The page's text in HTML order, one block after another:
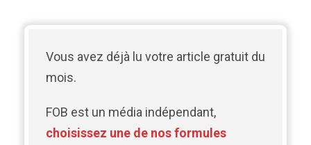
Vous avez déjà lu votre article gratuit du
mois.
FOB est un média indépendant,
choisissez une de nos formules